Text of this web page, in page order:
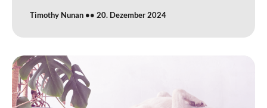
Timothy Nunan 20. Dezember 2024